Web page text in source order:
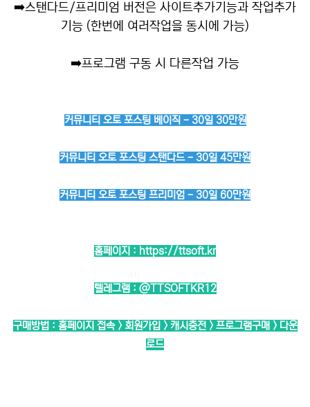
➡️스탠다드/프리미엄 버전은 사이트추가기능과 작업추가
기능 (한번에 여러작업을 동시에 가능)
➡️프로그램 구동 시 다른작업 가능
커뮤니티 오토 포스팅 베이직 - 30일 30만원
커뮤니티 오토 포스팅 스탠다드 - 30일 45만원
커뮤니티 오토 포스팅 프리미엄 - 30일 60만원
홈페이지 : https://ttsoft.kr
텔레그램 : @TTSOFTKR12
구매방법 : 홈페이지 접속 > 회원가입 > 캐시충전 > 프로그램구매 > 다운
로드